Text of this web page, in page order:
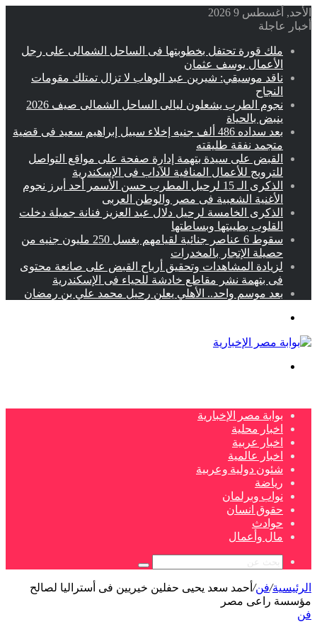
الأحد, أغسطس 9 2026
أخبار عاجلة
ملك قورة تحتفل بخطوبتها فى الساحل الشمالى على رجل
الأعمال يوسف عثمان
ناقد موسيقي: شيرين عبد الوهاب لا تزال تمتلك مقومات
النجاح
نجوم الطرب يشعلون ليالى الساحل الشمالى صيف 2026
ينبض بالحياة
بعد سداده 486 ألف جنيه إخلاء سبيل إبراهيم سعيد فى قضية
متجمد نفقة طليقته
القبض على سيدة بتهمة إدارة صفحة على مواقع التواصل
للترويج للأعمال المنافية للآداب فى الإسكندرية
الذكرى الـ 15 لرحيل المطرب حسن الأسمر أحد أبرز نجوم
الأغنية الشعبية فى مصر والوطن العربى
الذكرى الخامسة لرحيل دلال عبد العزيز فنانة جميلة دخلت
القلوب بطيبتها وبساطتها
سقوط 6 عناصر جنائية لقيامهم بغسل 250 مليون جنيه من
حصيلة الإتجار بالمخدرات
لزيادة المشاهدات وتحقيق أرباح القبض على صانعة محتوى
فى بتهمة نشر مقاطع خادشة للحياء فى الإسكندرية
بعد موسم واحد.. الأهلي يعلن رحيل محمد علي بن رمضان
بوابة مصر الإخبارية
اخبار محلية
اخبار عربية
اخبار عالمية
شئون دولية وعربية
رياضة
نواب وبرلمان
حقوق انسان
حوادث
مال وأعمال
بحث
الرئيسية/فن/ أحمد سعد يحيى حفلين خيريين فى أستراليا لصالح
مؤسسة راعى مصر
فن